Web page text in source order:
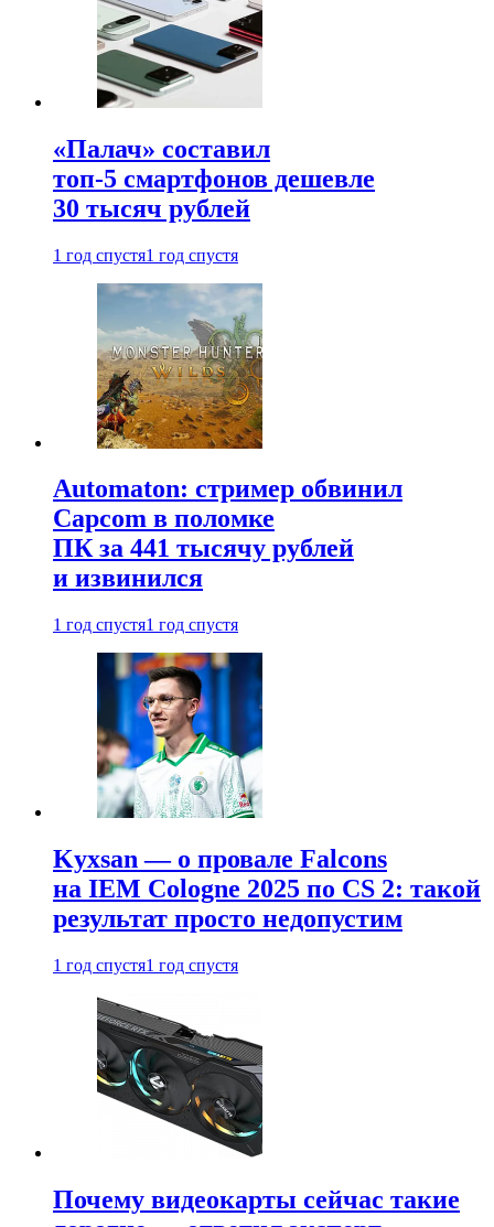
«Палач» составил
топ-5 смартфонов дешевле
30 тысяч рублей
1 год спустя1 год спустя
Automaton: стример обвинил
Capcom в поломке
ПК за 441 тысячу рублей
и извинился
1 год спустя1 год спустя
Kyxsan — о провале Falcons
на IEM Cologne 2025 по CS 2: такой
результат просто недопустим
1 год спустя1 год спустя
Почему видеокарты сейчас такие